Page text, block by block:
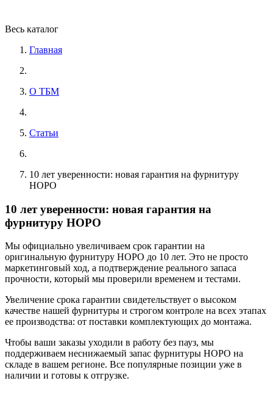
Весь каталог
Главная
О ТБМ
Статьи
10 лет уверенности: новая гарантия на фурнитуру
HOPO
10 лет уверенности: новая гарантия на
фурнитуру HOPO
Мы официально увеличиваем срок гарантии на
оригинальную фурнитуру HOPO до 10 лет. Это не просто
маркетинговый ход, а подтверждение реального запаса
прочности, который мы проверили временем и тестами.
Увеличение срока гарантии свидетельствует о высоком
качестве нашей фурнитуры и строгом контроле на всех этапах
ее производства: от поставки комплектующих до монтажа.
Чтобы ваши заказы уходили в работу без пауз, мы
поддерживаем неснижаемый запас фурнитуры HOPO на
складе в вашем регионе. Все популярные позиции уже в
наличии и готовы к отгрузке.